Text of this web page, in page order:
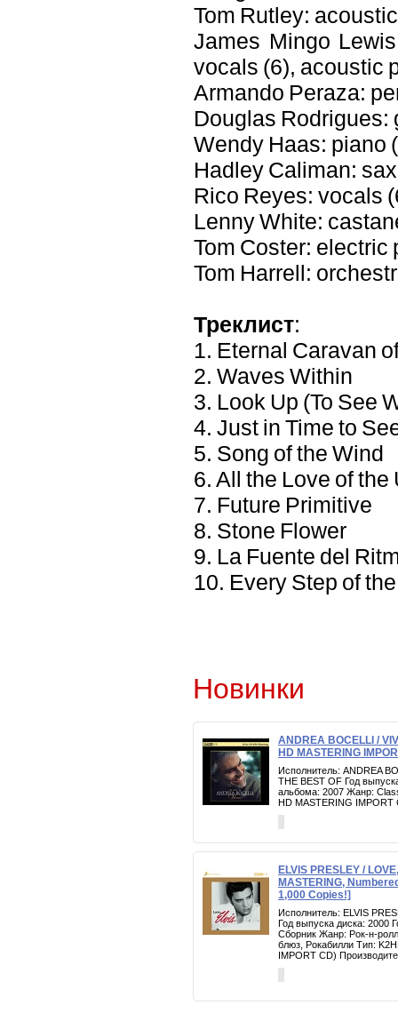
Tom Rutley:
James Mingo
vocals (6), acoustic
Armando Peraza:
Douglas Rodrigues:
Wendy Haas: piano
Hadley Caliman:
Rico Reyes: vocals
Lenny White:
Tom Coster: electric
Tom Harrell:
Треклист:
1. Eternal Caravan
2. Waves Within
3. Look Up (To See
4. Just in Time to
5. Song of the Wind
6. All the Love of the
7. Future Primitive
8. Stone Flower
9. La Fuente del
10. Every Step of
Новинки
ANDREA BOCELLI /
HD MASTERING
Исполнитель: ANDREA
THE BEST OF Год
альбома: 2007 Жанр:
HD MASTERING IMPORT
ELVIS PRESLEY /
MASTERING,
1,000 Copies!]
Исполнитель: ELVIS
Год выпуска диска: 2000
Сборник Жанр: Рок-н-
блюз, Рокабилли Тип:
IMPORT CD)